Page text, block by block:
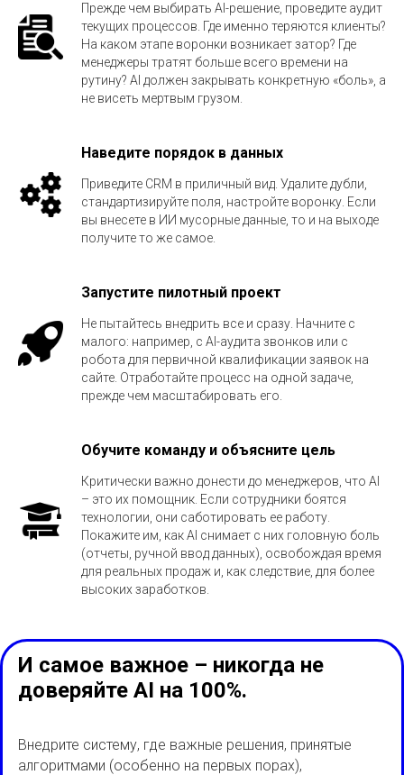
Прежде чем выбирать AI-решение, проведите аудит
текущих процессов. Где именно теряются клиенты?
На каком этапе воронки возникает затор? Где
менеджеры тратят больше всего времени на
рутину? AI должен закрывать конкретную «боль», а
не висеть мертвым грузом.
Наведите порядок в данных
Приведите CRM в приличный вид. Удалите дубли,
стандартизируйте поля, настройте воронку. Если
вы внесете в ИИ мусорные данные, то и на выходе
получите то же самое.
Запустите пилотный проект
Не пытайтесь внедрить все и сразу. Начните с
малого: например, с AI-аудита звонков или с
робота для первичной квалификации заявок на
сайте. Отработайте процесс на одной задаче,
прежде чем масштабировать его.
Обучите команду и объясните цель
Критически важно донести до менеджеров, что AI
– это их помощник. Если сотрудники боятся
технологии, они саботировать ее работу.
Покажите им, как AI снимает с них головную боль
(отчеты, ручной ввод данных), освобождая время
для реальных продаж и, как следствие, для более
высоких заработков.
И самое важное – никогда не
доверяйте AI на 100%.
Внедрите систему, где важные решения, принятые
алгоритмами (особенно на первых порах),